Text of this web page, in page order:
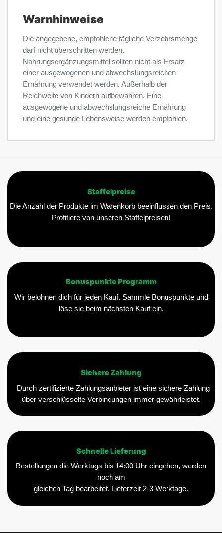
Warnhinweise
Die angegebene, empfohlene tägliche Verzehrsmenge
darf nicht überschritten werden.
Nahrungsergänzungsmittel sollten nicht als Ersatz
einer ausgewogenen und abwechslungsreichen
Ernährung verwendet werden. Außerhalb der
Reichweite von Kindern aufbewahren. Eine
ausgewogene und abwechslungsreiche Ernährung
und eine gesunde Lebensweise werden empfohlen.
Staffelpreise
Die Anzahl der Produkte im Warenkorb beeinflussen den Preis.
Profitiere von unseren Staffelpreisen!
Bonuspunkte Programm
Wir belohnen dich für jeden Kauf. Sammle Bonuspunkte und
löse sie beim nächsten Kauf ein.
Sichere Zahlung
Durch zertifizierte Zahlungsanbieter ist eine sichere Zahlung
über verschlüsselte Verbindungen immer gewährleistet.
Schnelle Lieferung
Bestellungen die Werktags bis 14:00 Uhr eingehen, werden
noch am
gleichen Tag bearbeitet. Lieferzeit 2-3 Werktage.